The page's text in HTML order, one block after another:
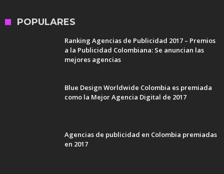
POPULARES
Ranking Agencias de Publicidad 2017 – Premios
a la Publicidad Colombiana: Se anuncian las
mejores agencias
Blue Design Worldwide Colombia es premiada
como la Mejor Agencia Digital de 2017
Agencias de publicidad en Colombia premiadas
en 2017